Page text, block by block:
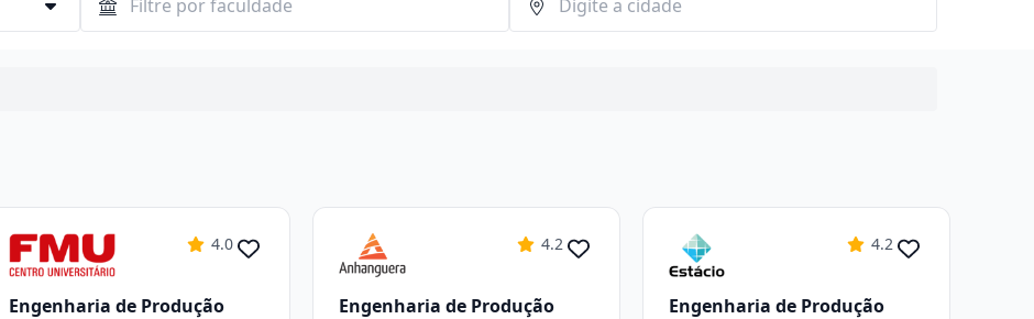
4.0
Engenharia de Produção
4.2
Engenharia de Produção
4.2
Engenharia de Produção